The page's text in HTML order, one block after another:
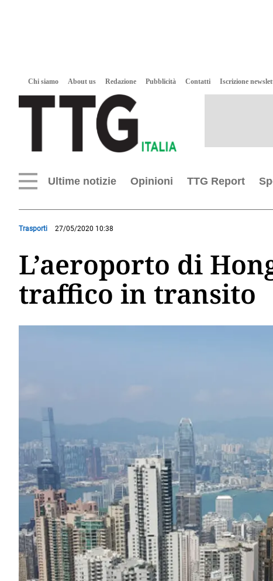
Chi siamo About us Redazione Pubblicità Contatti Iscrizione
Ultime notizie Opinioni TTG Report
Trasporti 27/05/2020 10:38
L’aeroporto di
traffico in transito